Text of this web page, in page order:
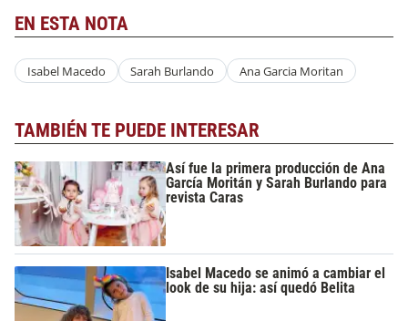
EN ESTA NOTA
Isabel Macedo Sarah Burlando Ana Garcia Moritan
TAMBIÉN TE PUEDE INTERESAR
Así fue la primera producción de Ana
García Moritán y Sarah Burlando para
revista Caras
Isabel Macedo se animó a cambiar el
look de su hija: así quedó Belita